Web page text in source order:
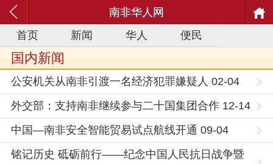
南非华人网
首页
新闻 华人 便民
国内新闻
公安机关从南非引渡一名经济犯罪嫌疑人 02-04
外交部：支持南非继续参与二十国集团合作 12-14
中国—南非安全智能贸易试点航线开通 09-04
铭记历史 砥砺前行——纪念中国人民抗日战争暨